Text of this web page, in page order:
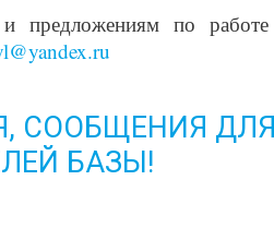
предложениям по
СООБЩЕНИЯ
БАЗЫ!